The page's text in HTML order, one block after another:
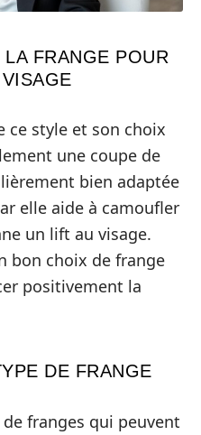
LA FRANGE POUR
ce style et son choix
une coupe de
bien adaptée
elle aide à camoufler
un lift au visage.
bon choix de frange
positivement la
DE FRANGE
franges qui peuvent